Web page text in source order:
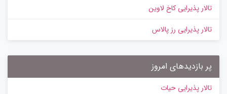
تالار پذیرایی کاخ لاوین
تالار پذیرایی رز پالاس
پر بازدیدهای امروز
تالار پذیرایی حیات